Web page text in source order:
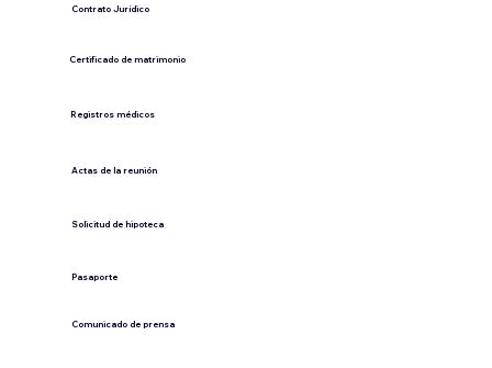
​Contrato Jurídico
Certificado de matrimonio
Registros médicos
Actas de la reunión
Solicitud de hipoteca
Pasaporte
Comunicado de prensa